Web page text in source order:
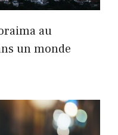
au
un monde